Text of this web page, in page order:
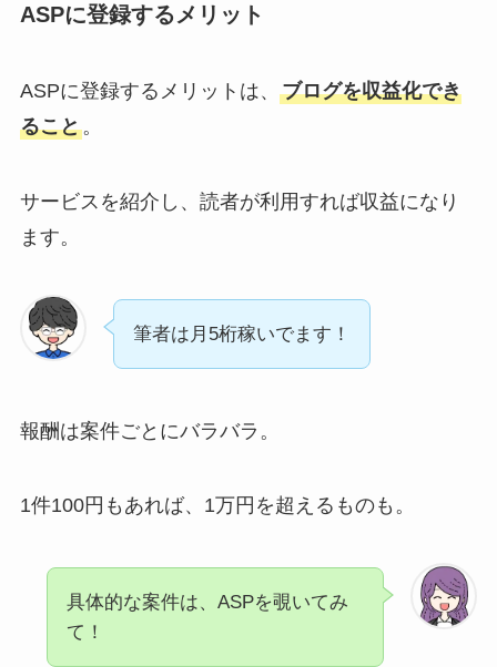
ASPに登録するメリット
ASPに登録するメリットは、 ブログを収益化でき
ること。
サービスを紹介し、読者が利用すれば収益になり
ます。
筆者は月5桁稼いでます！
報酬は案件ごとにバラバラ。
1件100円もあれば、1万円を超えるものも。
具体的な案件は、ASPを覗いてみ
て！